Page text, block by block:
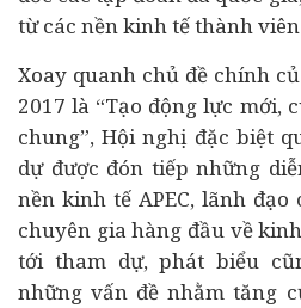
từ các nền kinh tế thành viên
Xoay quanh chủ đề chính
2017 là “Tạo động lực mới,
chung”, Hội nghị đặc biệt
dự được đón tiếp những
nền kinh tế APEC, lãnh
chuyên gia hàng đầu về
tới tham dự, phát biểu
những vấn đề nhằm tăng